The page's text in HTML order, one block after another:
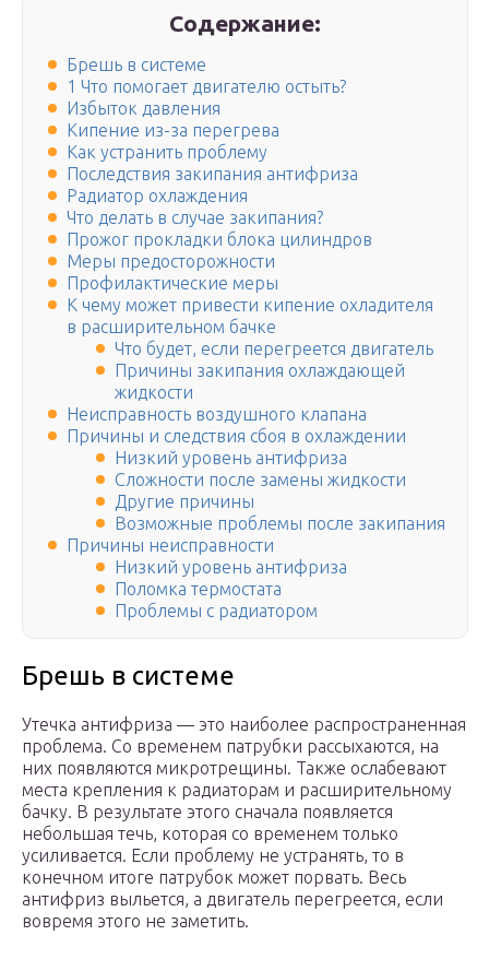
Содержание:
Брешь в системе
1 Что помогает двигателю остыть?
Избыток давления
Кипение из-за перегрева
Как устранить проблему
Последствия закипания антифриза
Радиатор охлаждения
Что делать в случае закипания?
Прожог прокладки блока цилиндров
Меры предосторожности
Профилактические меры
К чему может привести кипение охладителя
в расширительном бачке
Что будет, если перегреется двигатель
Причины закипания охлаждающей
жидкости
Неисправность воздушного клапана
Причины и следствия сбоя в охлаждении
Низкий уровень антифриза
Сложности после замены жидкости
Другие причины
Возможные проблемы после закипания
Причины неисправности
Низкий уровень антифриза
Поломка термостата
Проблемы с радиатором
Брешь в системе
Утечка антифриза — это наиболее распространенная
проблема. Со временем патрубки рассыхаются, на
них появляются микротрещины. Также ослабевают
места крепления к радиаторам и расширительному
бачку. В результате этого сначала появляется
небольшая течь, которая со временем только
усиливается. Если проблему не устранять, то в
конечном итоге патрубок может порвать. Весь
антифриз выльется, а двигатель перегреется, если
вовремя этого не заметить.